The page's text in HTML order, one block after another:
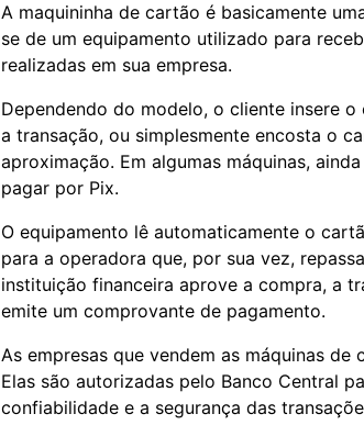
A maquininha de cartão é basicamente
se de um equipamento utilizado para
realizadas em sua empresa.
Dependendo do modelo, o cliente insere
a transação, ou simplesmente encosta o
aproximação. Em algumas máquinas,
pagar por Pix.
O equipamento lê automaticamente o
para a operadora que, por sua vez,
instituição financeira aprove a compra, a
emite um comprovante de pagamento.
As empresas que vendem as máquinas
Elas são autorizadas pelo Banco Central
confiabilidade e a segurança das